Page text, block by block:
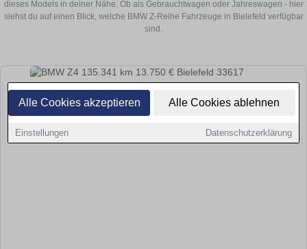
Alle Cookies akzeptieren Alle Cookies ablehnen
Einstellungen Datenschutzerklärung
dieses Models in deiner Nähe. Ob als Gebrauchtwagen oder Jahreswagen - hier
siehst du auf einen Blick, welche BMW Z-Reihe Fahrzeuge in Bielefeld verfügbar
sind.